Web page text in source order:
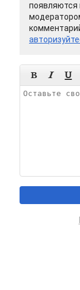
появляются
  